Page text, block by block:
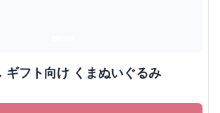
ギフト向け くまぬいぐるみ